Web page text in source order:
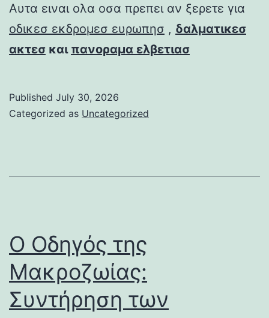
Αυτα ειναι ολα οσα πρεπει αν ξερετε για
οδικεσ εκδρομεσ ευρωπησ , δαλματικεσ
ακτεσ και πανοραμα ελβετιασ
Published July 30, 2026
Categorized as Uncategorized
Ο Οδηγός της
Μακροζωίας:
Συντήρηση των